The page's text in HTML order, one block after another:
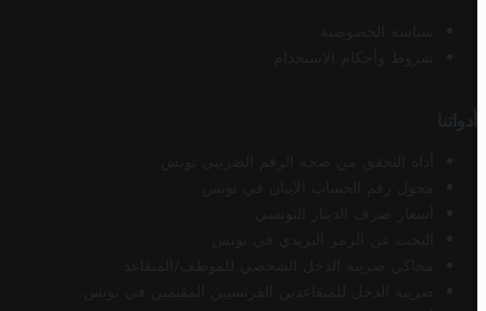
سياسة الخصوصية
شروط وأحكام الاستخدام
أدواتنا
أداة التحقق من صحة الرقم الضريبي تونس
محول رقم الحساب الآيبان في تونس
أسعار صرف الدينار التونسي
البحث عن الرمز البريدي في تونس
محاكي ضريبة الدخل الشخصي للموظف/المتقاعد
ضريبة الدخل للمتقاعدين الفرنسيين المقيمين في تونس